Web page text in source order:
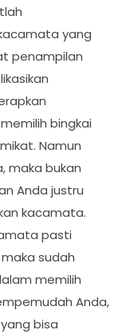
yang
penampilan
bingkai
Namun
maka bukan
Anda justru
kacamata.
pasti
sudah
memilih
Anda,
bisa